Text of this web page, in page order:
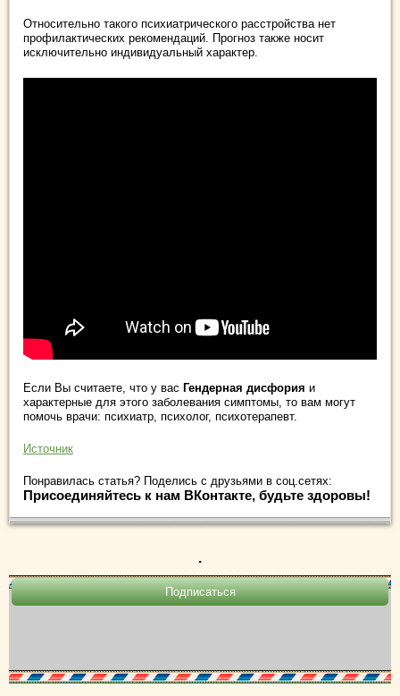
Относительно такого психиатрического расстройства нет
профилактических рекомендаций. Прогноз также носит
исключительно индивидуальный характер.
Если Вы считаете, что у вас Гендерная дисфория и
характерные для этого заболевания симптомы, то вам могут
помочь врачи: психиатр, психолог, психотерапевт.
Источник
Понравилась статья? Поделись с друзьями в соц.сетях:
Присоединяйтесь к нам ВКонтакте, будьте здоровы!
.